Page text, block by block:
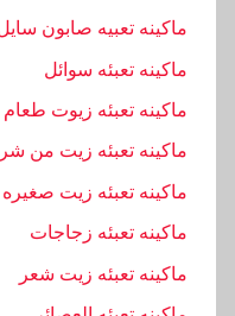
ماكينه تعبيه صابون
ماكينه تعبئه سوائل
ماكينه تعبئه زيوت طعام
ماكينه تعبئه زيت من
ماكينه تعبئه زيت صغيره
ماكينه تعبئه زجاجات
ماكينه تعبئه زيت شعر